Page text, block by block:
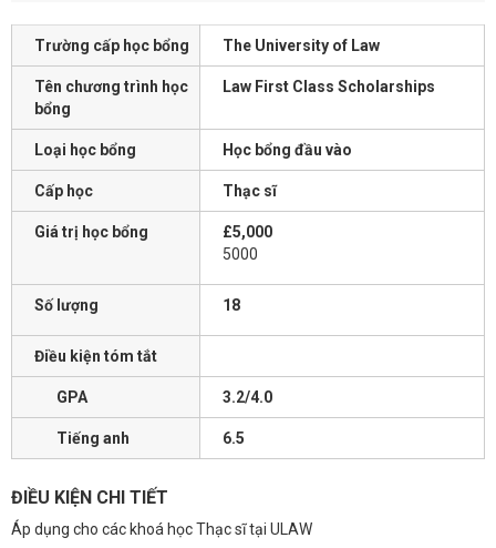
Trường cấp học bổng The University of Law
Tên chương trình học
bổng
Law First Class Scholarships
Loại học bổng Học bổng đầu vào
Cấp học Thạc sĩ
Giá trị học bổng
£5,000
5000
Số lượng 18
Điều kiện tóm tắt
GPA 3.2/4.0
Tiếng anh 6.5
ĐIỀU KIỆN CHI TIẾT
Áp dụng cho các khoá học Thạc sĩ tại ULAW